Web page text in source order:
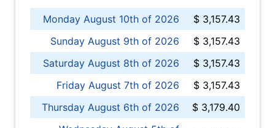
Monday August 10th of 2026
$ 3,157.43
Sunday August 9th of 2026
$ 3,157.43
Saturday August 8th of 2026
$ 3,157.43
Friday August 7th of 2026
$ 3,157.43
Thursday August 6th of 2026
$ 3,179.40